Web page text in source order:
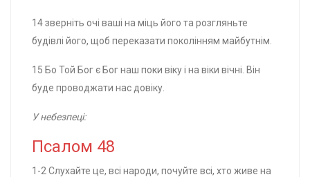
14 зверніть очі ваші на міць його та розгляньте
будівлі його, щоб переказати поколінням майбутнім.
15 Бо Той Бог є Бог наш поки віку і на віки вічні. Він
буде проводжати нас довіку.
У небезпеці:
Псалом 48
1-2 Слухайте це, всі народи, почуйте всі, хто живе на